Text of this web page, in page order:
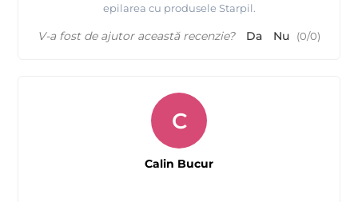
Tutorial Starpil, urmariti cum se apilca produsele de
epilare Starpil - Spania
epilarea cu produsele Starpil.
V-a fost de ajutor această recenzie? Da Nu (0/0)
C
Calin Bucur